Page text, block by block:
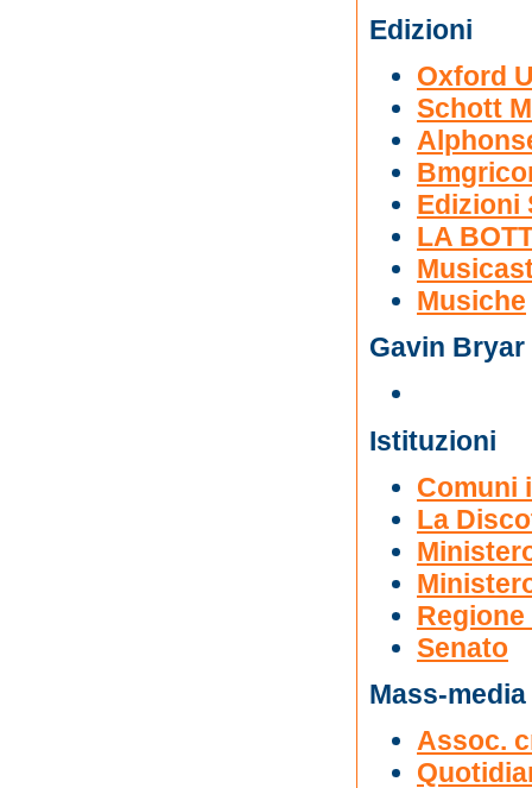
Edizioni
Oxford
Schott
Edizioni
LA
Musiche
Gavin Bryar
Istituzioni
Comuni
La
Senato
Mass-media
Assoc.